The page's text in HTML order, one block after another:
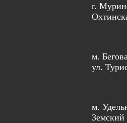
г.
м.
ул.
м.
Земский